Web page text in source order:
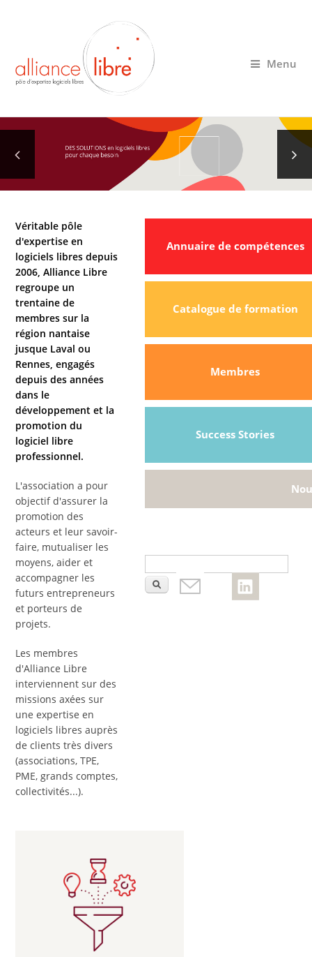
Menu
Véritable pôle
d'expertise en
logiciels libres depuis
2006, Alliance Libre
regroupe un
trentaine de
membres sur la
région nantaise
jusque Laval ou
Rennes, engagés
depuis des années
dans le
développement et la
promotion du
logiciel libre
professionnel.
L'association a pour
objectif d'assurer la
promotion des
acteurs et leur savoir-
faire, mutualiser les
moyens, aider et
accompagner les
futurs entrepreneurs
et porteurs de
projets.
Les membres
d'Alliance Libre
interviennent sur des
missions axées sur
une expertise en
logiciels libres auprès
de clients très divers
(associations, TPE,
PME, grands comptes,
collectivités...).
Annuaire de compétences
Catalogue de formation
Membres
Success Stories